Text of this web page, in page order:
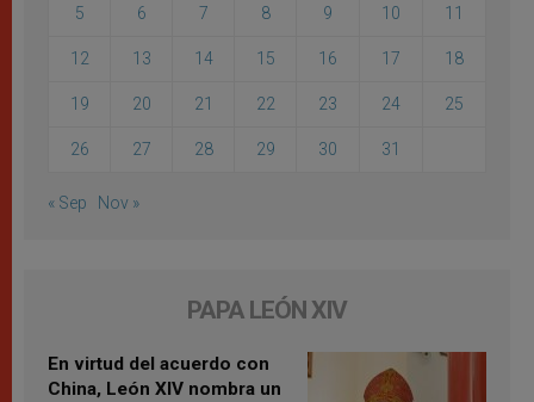
5 6 7 8 9 10 11
12 13 14 15 16 17 18
19 20 21 22 23 24 25
26 27 28 29 30 31
« Sep Nov »
PAPA LEÓN XIV
En virtud del acuerdo con
China, León XIV nombra un